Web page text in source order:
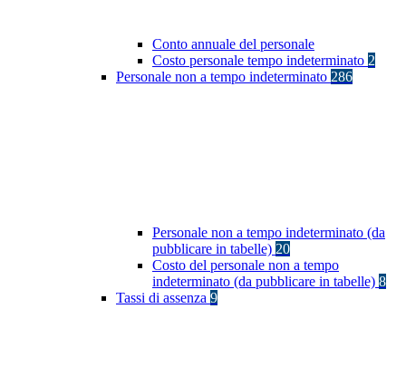
Conto annuale del personale
Costo personale tempo indeterminato 2
Personale non a tempo indeterminato 286
Personale non a tempo indeterminato (da
pubblicare in tabelle) 20
Costo del personale non a tempo
indeterminato (da pubblicare in tabelle) 8
Tassi di assenza 9